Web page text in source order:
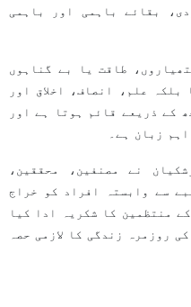
بقائے باہمی اور باہمی
طاقت یا بے گناہوں
علم، انصاف، اخلاق اور
کے ذریعے قائم ہوتا ہے اور
زبان ہے۔
نے مصنفین، محققین،
سے وابستہ افراد کو خراج
منتظمین کا شکریہ ادا کیا
روزمرہ زندگی کا لازمی حصہ